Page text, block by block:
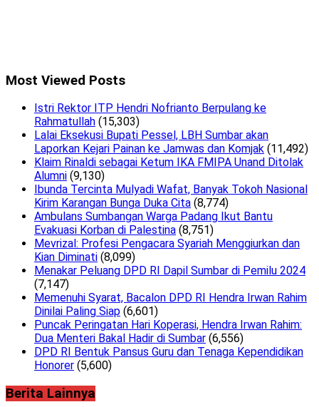
Most Viewed Posts
Istri Rektor ITP Hendri Nofrianto Berpulang ke
Rahmatullah (15,303)
Lalai Eksekusi Bupati Pessel, LBH Sumbar akan
Laporkan Kejari Painan ke Jamwas dan Komjak (11,492)
Klaim Rinaldi sebagai Ketum IKA FMIPA Unand Ditolak
Alumni (9,130)
Ibunda Tercinta Mulyadi Wafat, Banyak Tokoh Nasional
Kirim Karangan Bunga Duka Cita (8,774)
Ambulans Sumbangan Warga Padang Ikut Bantu
Evakuasi Korban di Palestina (8,751)
Mevrizal: Profesi Pengacara Syariah Menggiurkan dan
Kian Diminati (8,099)
Menakar Peluang DPD RI Dapil Sumbar di Pemilu 2024
(7,147)
Memenuhi Syarat, Bacalon DPD RI Hendra Irwan Rahim
Dinilai Paling Siap (6,601)
Puncak Peringatan Hari Koperasi, Hendra Irwan Rahim:
Dua Menteri Bakal Hadir di Sumbar (6,556)
DPD RI Bentuk Pansus Guru dan Tenaga Kependidikan
Honorer (5,600)
Berita Lainnya